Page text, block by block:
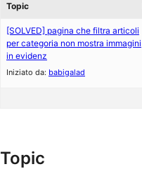
Topic
[SOLVED] pagina che filtra articoli
per categoria non mostra immagini
in evidenz
Iniziato da: babigalad
Topic